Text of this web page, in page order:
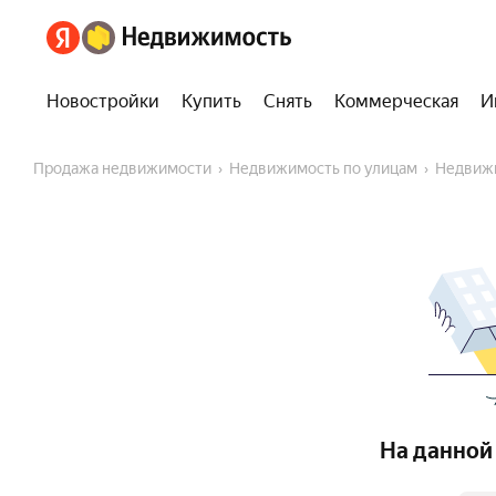
Новостройки Купить Снять Коммерческая
Продажа недвижимости Недвижимость по улицам
На